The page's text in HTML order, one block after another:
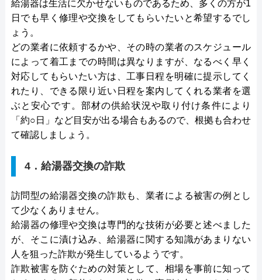
給湯器は生活に欠かせないものであるため、多くの方が1
日でも早く修理や交換をしてもらいたいと希望するでし
ょう。
どの業者に依頼するかや、その時の業者のスケジュール
によって着工までの時間は異なりますが、なるべく早く
対応してもらいたい方は、工事日程を明確に提示してく
れたり、できる限り近い日程を案内してくれる業者を選
ぶと安心です。部材の供給状況や取り付け条件により
「約○日」など目安が出る場合もあるので、根拠も合わせ
て確認しましょう。
4．給湯器交換の詐欺
訪問型の給湯器交換の詐欺も、業者による被害の例とし
て少なくありません。
給湯器の修理や交換は専門的な技術が必要と述べました
が、そこに漬け込み、給湯器に関する知識があまりない
人を狙った詐欺が発生しているようです。
詐欺被害を防ぐための対策として、相場を事前に知って